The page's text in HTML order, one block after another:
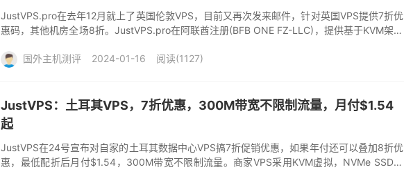
JustVPS.pro在去年12月就上了英国伦敦VPS，目前又再次发来邮件，针对英国VPS提供7折优
惠码，其他机房全场8折。JustVPS.pro在阿联酋注册(BFB ONE FZ-LLC)，提供基于KVM架构
国外主机测评
2024-01-16 阅读(1127)
JustVPS：土耳其VPS，7折优惠，300M带宽不限制流量，月付$1.54
起
JustVPS在24号宣布对自家的土耳其数据中心VPS搞7折促销优惠，如果年付还可以叠加8折优
惠，最低配折后月付$1.54，300M带宽不限制流量。商家VPS采用KVM虚拟，NVMe SSD阵